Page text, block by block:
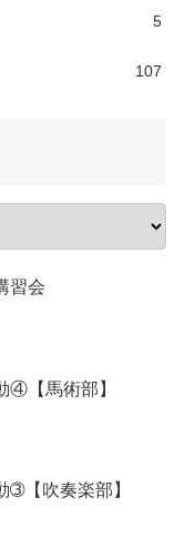
5
107
習会
④【馬術部】
➂【吹奏楽部】